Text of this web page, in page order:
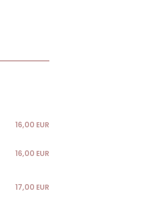
16,00 EUR
16,00 EUR
17,00 EUR